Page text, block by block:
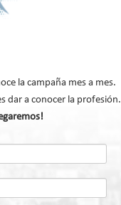
la campaña mes a mes.
dar a conocer la profesión.